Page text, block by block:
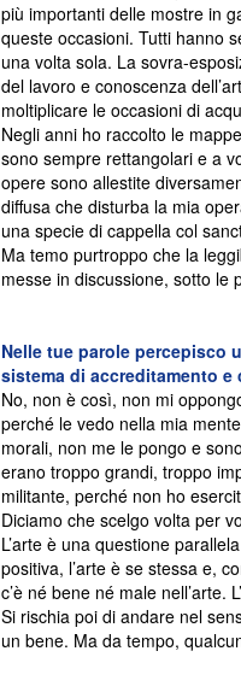
più importanti delle mostre in
queste occasioni. Tutti hanno
una volta sola. La sovra-
del lavoro e conoscenza
moltiplicare le occasioni di
Negli anni ho raccolto le
sono sempre rettangolari e a
opere sono allestite
diffusa che disturba la mia
una specie di cappella col
Ma temo purtroppo che la
messe in discussione, sotto le
Nelle tue parole percepisco
sistema di accreditamento e
No, non è così, non mi
perché le vedo nella mia
morali, non me le pongo e
erano troppo grandi, troppo
militante, perché non ho
Diciamo che scelgo volta per
L’arte è una questione
positiva, l’arte è se stessa e,
c’è né bene né male nell’arte.
Si rischia poi di andare nel
un bene. Ma da tempo,